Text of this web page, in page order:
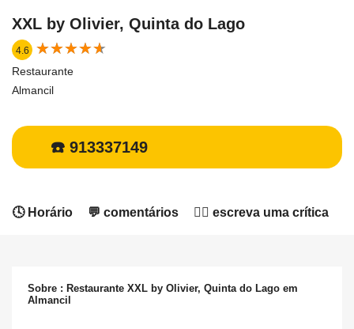
XXL by Olivier, Quinta do Lago
4.6 ★★★★★
★★★★★
Restaurante
Almancil
☎️ 913337149
🕓 Horário 💬 comentários ✍🏻 escreva uma crítica
Sobre : Restaurante XXL by Olivier, Quinta do Lago em
Almancil